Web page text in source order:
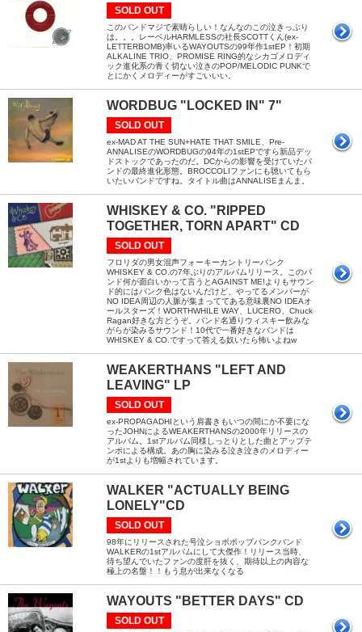
SOLD OUT
このバンドマジで素晴らしい！なんなのこの泣きっぷり
は。。。レーベルHARMLESSの社長SCOTTくん(ex-
LETTERBOMB)率いるWAYOUTSの99年作1stEP！初期
ALKALINE TRIO、PROMISE RING的なシカゴメロディ
ック進化系の青く切ない泣きのPOP/MELODIC PUNKで
とにかくメロディーがすごいいい。
WORDBUG "LOCKED IN" 7"
SOLD OUT
ex-MAD AT THE SUN+HATE THAT SMILE、Pre-
ANNALISEのWORDBUGの94年の1stEPですら新品デッ
ドストックであったのだ。DCからの影響を受けていたバ
ンドの最終進化形態。BROCCOLIファンにも聴いてもら
いたいバンドですね。タイトル曲はANNALISEまんま。
WHISKEY & CO. "RIPPED
TOGETHER, TORN APART" CD
SOLD OUT
フロリダの男女混声フォーキーカントリーパンク
WHISKEY & CO.の7年ぶりのアルバムリリース。このバ
ンド何が面白いかって言うとAGAINST ME!よりもサウン
ド的にはパンク色はないんだけど、やってるメンバーが
NO IDEA周辺の人脈が集まっててある意味裏NO IDEAオ
ールスターズ！WORTHWHILE WAY、LUCERO、Chuck
Ragan好きな方どうぞ。バンド名通りウィスキー飲みな
がらが染みるサウンド！10代で一番好きなバンドは
WHISKEY & CO.ですって答える奴いたら怖いよねw
WEAKERTHANS "LEFT AND
LEAVING" LP
SOLD OUT
ex-PROPAGADHIという肩書きもいつの間にか不要にな
ったJOHNによるWEAKERTHANSの2000年リリースの
アルバム。1stアルバム同様しっとりとした曲とアップテ
ンポによる構成。あの胸に染みる泣き泣きのメロディー
が1stよりも増幅されています。
WALKER "ACTUALLY BEING
LONELY"CD
SOLD OUT
98年にリリースされた号泣ショボポップパンクバンド
WALKERの1stアルバムにして大傑作！リリース当時、
待ち望んでいたファンの度肝を抜く、期待以上の内容な
極上の名盤！！もう息が出来なくなる
WAYOUTS "BETTER DAYS" CD
SOLD OUT